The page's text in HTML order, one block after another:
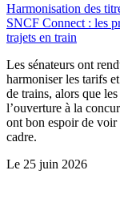
Harmonisation des
SNCF Connect : les
trajets en train
Les sénateurs ont
harmoniser les tarifs
de trains, alors que
l’ouverture à la
ont bon espoir de voir
cadre.
Le 25 juin 2026